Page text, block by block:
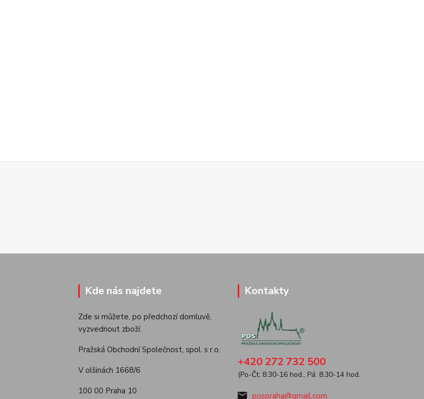
Kde nás najdete
Zde si můžete, po předchozí domluvě,
vyzvednout zboží:
Pražská Obchodní Společnost, spol. s r.o.
V olšinách 1668/6
100 00 Praha 10
Kontakty
+420 272 732 500
(Po-Čt: 8.30-16 hod., Pá: 8.30-14 hod.
pospraha@gmail.com